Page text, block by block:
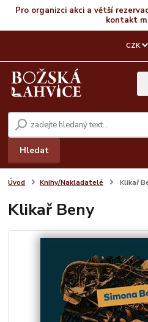
Pro organizci akci a větší
kontakt
CZK
Hledat
Úvod Knihy/Nakladatelé Klikař
Klikař Beny